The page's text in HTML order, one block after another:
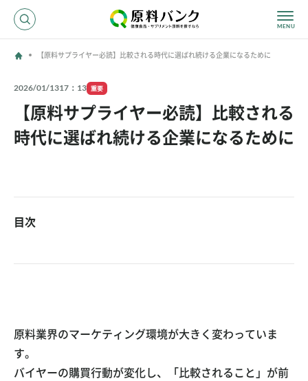
運営会社概要 ご利用規約
サプライヤーの方へ
新規登録
【原料サプライヤー必読】比較される時代に選ばれ続ける企業になるために
2026/01/1317：13 重要
【原料サプライヤー必読】比較される
時代に選ばれ続ける企業になるために
原料業界のマーケティング環境が大きく変わっていま
す。
バイヤーの購買行動が変化し、「比較されること」が前
目次